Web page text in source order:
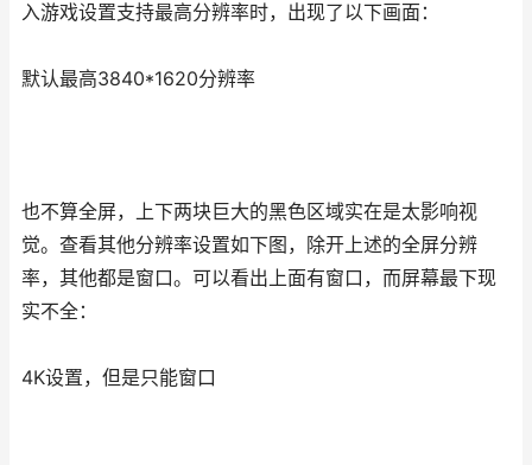
入游戏设置支持最高分辨率时，出现了以下画面：
默认最高3840*1620分辨率
也不算全屏，上下两块巨大的黑色区域实在是太影响视
觉。查看其他分辨率设置如下图，除开上述的全屏分辨
率，其他都是窗口。可以看出上面有窗口，而屏幕最下现
实不全：
4K设置，但是只能窗口